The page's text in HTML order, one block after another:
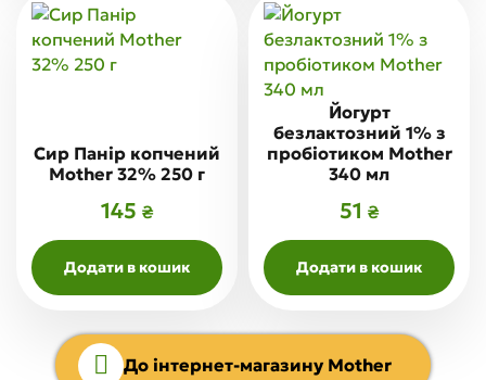
Сир Панір копчений
Mother 32% 250 г
145 ₴
Додати в кошик
Йогурт
безлактозний 1% з
пробіотиком Mother
340 мл
51 ₴
Додати в кошик
До інтернет-магазину Mother